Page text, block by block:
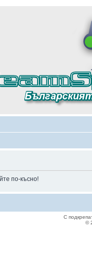
по-късно!
С
©